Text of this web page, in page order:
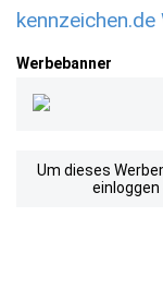
Werbebanner
Um dieses